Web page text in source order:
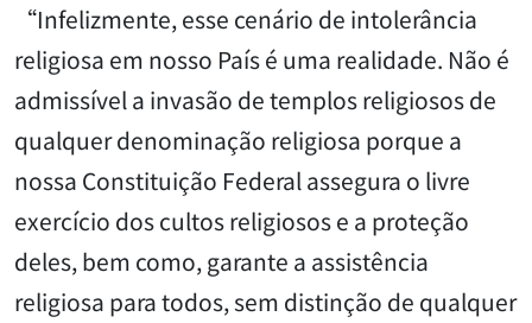
“Infelizmente, esse cenário de intolerância
religiosa em nosso País é uma realidade. Não é
admissível a invasão de templos religiosos de
qualquer denominação religiosa porque a
nossa Constituição Federal assegura o livre
exercício dos cultos religiosos e a proteção
deles, bem como, garante a assistência
religiosa para todos, sem distinção de qualquer